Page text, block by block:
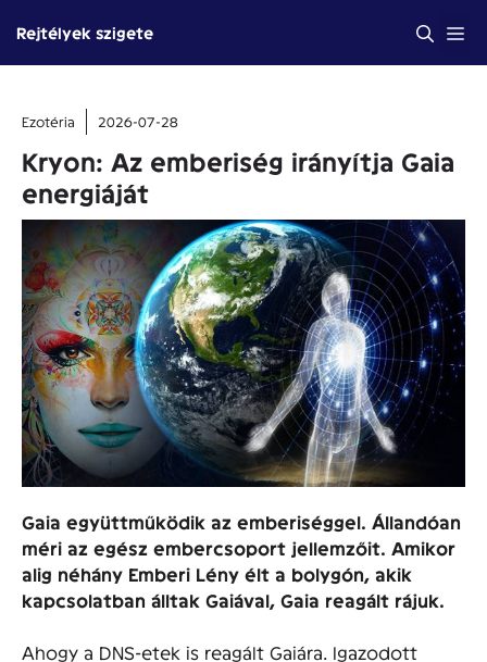
tartalomba
Rejtélyek szigete
Ezotéria 2026-07-28
Kryon: Az emberiség irányítja Gaia
energiáját
Gaia együttműködik az emberiséggel. Állandóan
méri az egész embercsoport jellemzőit. Amikor
alig néhány Emberi Lény élt a bolygón, akik
kapcsolatban álltak Gaiával, Gaia reagált rájuk.
Ahogy a DNS-etek is reagált Gaiára. Igazodott